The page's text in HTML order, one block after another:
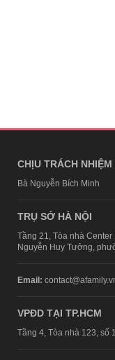
CHỊU TRÁCH
Bà Nguyễn Bích Minh
TRỤ SỞ HÀ NỘI
Tầng 21, Tòa nhà
Nguyễn Huy Tưởng,
Email:
VPĐD TẠI TP.HCM
Tầng 4, Tòa nhà 123, số